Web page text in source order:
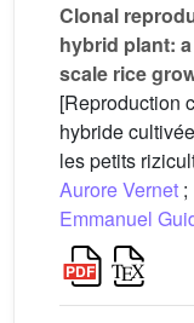
Clonal
hybrid plant:
scale rice
[Reproduction
hybride
les petits
Aurore Vernet ;
Emmanuel